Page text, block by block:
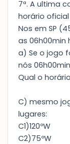
7ª. A ultima
horário
Nos em SP
as 06h00min
a) Se o jogo
nós 06h00min
Qual o
C) mesmo
lugares:
C1)120ºW
C2)75ºW